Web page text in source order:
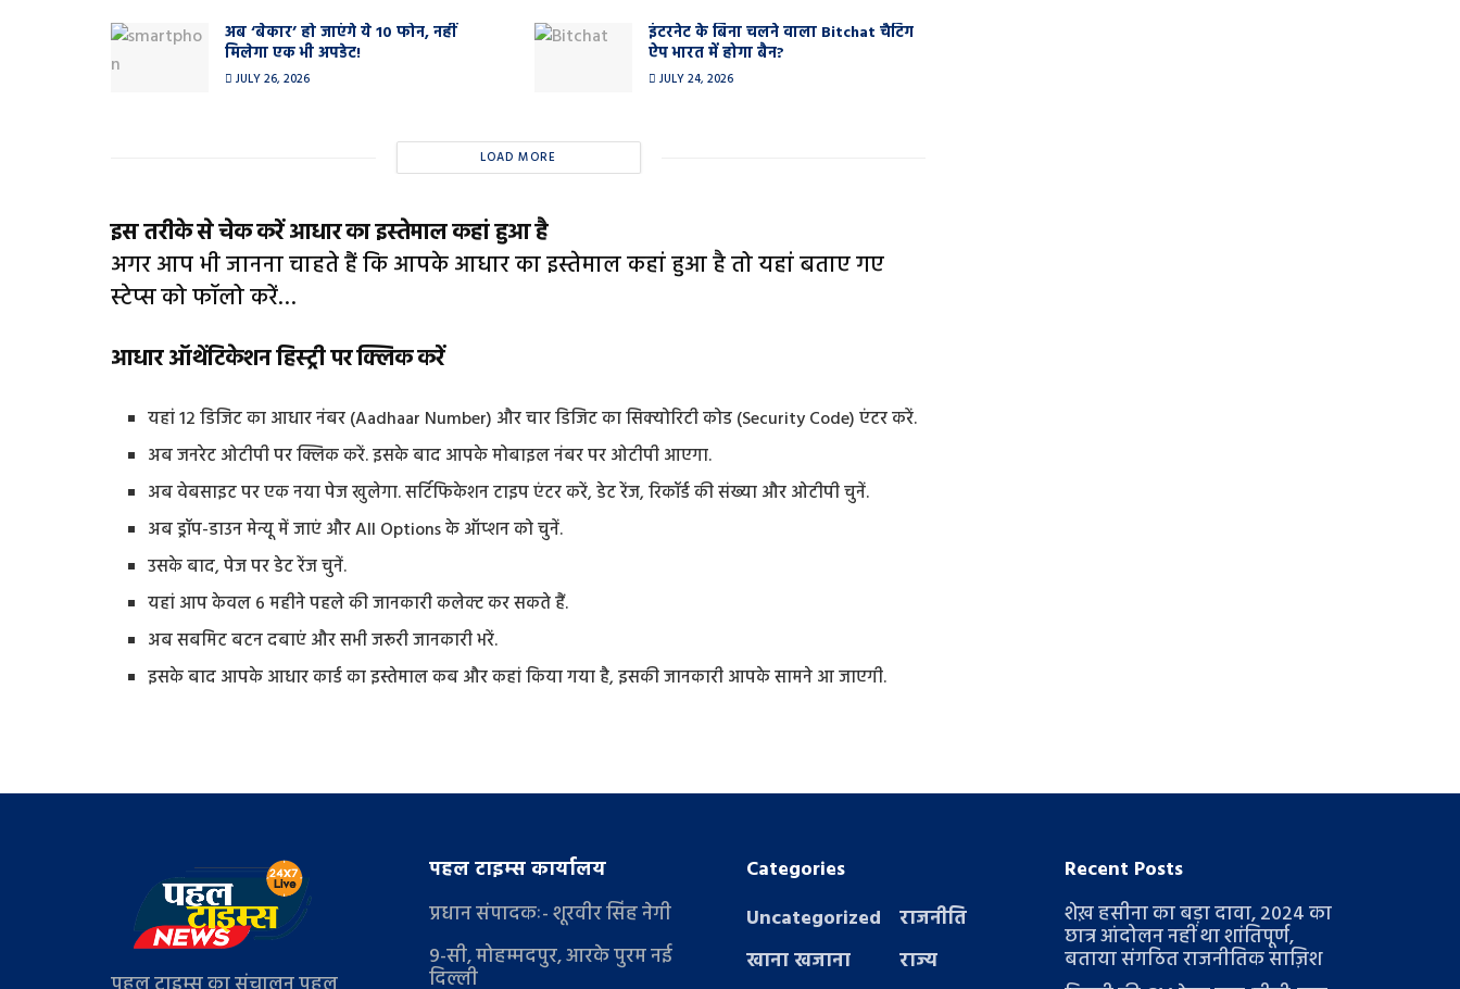
अब ‘बेकार’ हो जाएंगे ये 10 फोन, नहीं
मिलेगा एक भी अपडेट!
JULY 26, 2026
इंटरनेट के बिना चलने वाला Bitchat चैटिंग
ऐप भारत में होगा बैन?
JULY 24, 2026
LOAD MORE
इस तरीके से चेक करें आधार का इस्तेमाल कहां हुआ है
अगर आप भी जानना चाहते हैं कि आपके आधार का इस्तेमाल कहां हुआ है तो यहां बताए गए
स्टेप्स को फॉलो करें…
आधार ऑथेंटिकेशन हिस्ट्री पर क्लिक करें
यहां 12 डिजिट का आधार नंबर (Aadhaar Number) और चार डिजिट का सिक्योरिटी कोड (Security Code) एंटर करें.
अब जनरेट ओटीपी पर क्लिक करें. इसके बाद आपके मोबाइल नंबर पर ओटीपी आएगा.
अब वेबसाइट पर एक नया पेज खुलेगा. सर्टिफिकेशन टाइप एंटर करें, डेट रेंज, रिकॉर्ड की संख्या और ओटीपी चुनें.
अब ड्रॉप-डाउन मेन्यू में जाएं और All Options के ऑप्शन को चुनें.
उसके बाद, पेज पर डेट रेंज चुनें.
यहां आप केवल 6 महीने पहले की जानकारी कलेक्ट कर सकते हैं.
अब सबमिट बटन दबाएं और सभी जरूरी जानकारी भरें.
इसके बाद आपके आधार कार्ड का इस्तेमाल कब और कहां किया गया है, इसकी जानकारी आपके सामने आ जाएगी.
पहल टाइम्स कार्यालय
प्रधान संपादकः- शूरवीर सिंह नेगी
9-सी, मोहम्मदपुर, आरके पुरम नई
दिल्ली
Categories
Uncategorized
खाना खजाना
राजनीति
राज्य
Recent Posts
शेख़ हसीना का बड़ा दावा, 2024 का
छात्र आंदोलन नहीं था शांतिपूर्ण,
बताया संगठित राजनीतिक साज़िश